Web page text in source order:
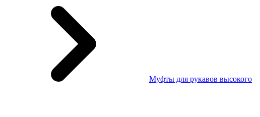
Муфты для рукавов высокого